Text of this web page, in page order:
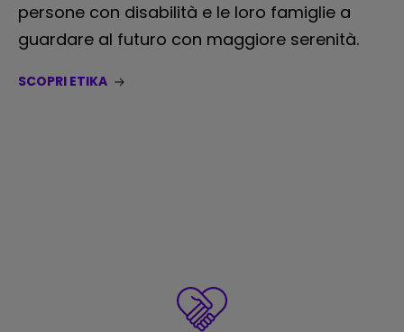
persone con disabilità e le loro famiglie a
guardare al futuro con maggiore serenità.
SCOPRI ETIKA